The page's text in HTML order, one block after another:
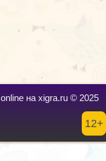
на xigra.ru © 2025
12+